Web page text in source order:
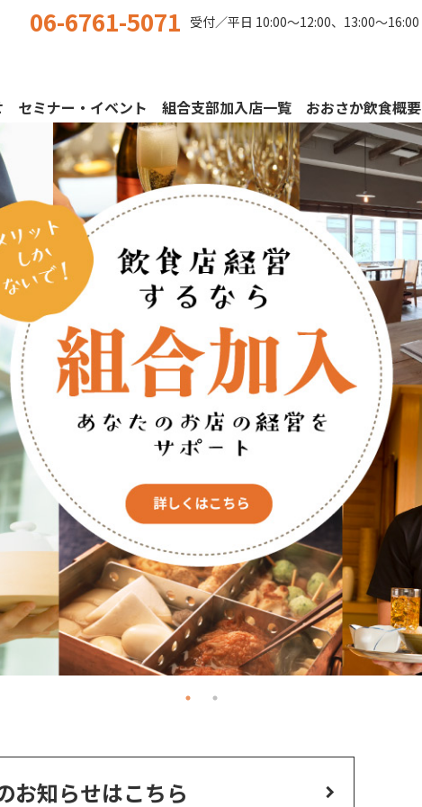
セミナー・イベント 組合支部加入店一覧 おおさか飲食概要
06-6761-5071 受付／平日 10:00〜12:00、13:00〜16:00
お知らせはこちら